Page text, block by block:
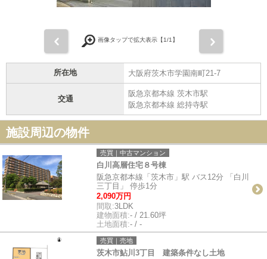
画像タップで拡大表示【1/1】
所在地 大阪府茨木市学園南町21-7
交通
阪急京都本線 茨木市駅
阪急京都本線 総持寺駅
施設周辺の物件
売買｜中古マンション
白川高層住宅８号棟
阪急京都本線「茨木市」駅 バス12分 「白川
三丁目」 停歩1分
2,090万円
間取:3LDK
建物面積:- / 21.60坪
土地面積:- / -
売買｜売地
茨木市鮎川3丁目 建築条件なし土地